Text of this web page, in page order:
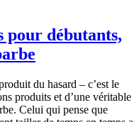
pour débutants,
du hasard – c’est le
produits et d’une véritable
Celui qui pense que